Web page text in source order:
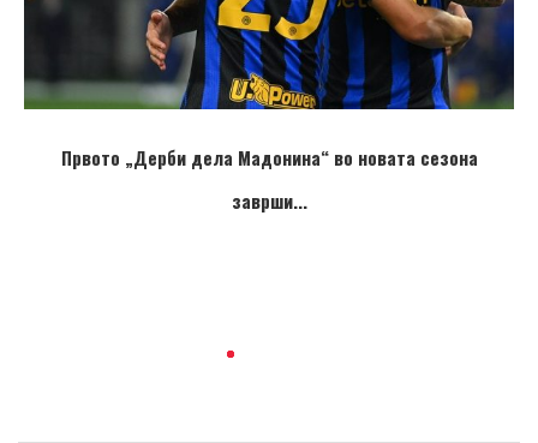
Првото „Дерби дела Мадонина“ во новата сезона
заврши...